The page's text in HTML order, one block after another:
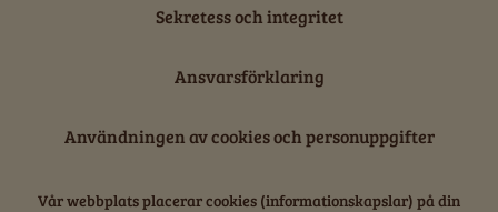
Sekretess och integritet
Ansvarsförklaring
Användningen av cookies och personuppgifter
Vår webbplats placerar cookies (informationskapslar) på din